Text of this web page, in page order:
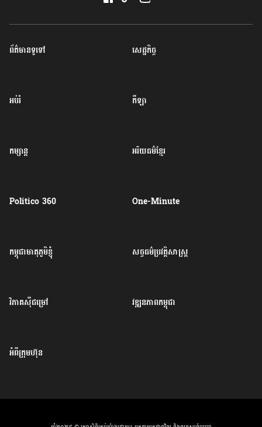
ព័ត៌មានទូទៅ សេដ្ឋកិច្ច
អប់រំ កីឡា
កម្សាន្ត អរិយធម៌ខ្មែរ
Politico 360 One-Minute
កម្ពុជាមាតុភូមិខ្ញុំ សច្ចធម៌ប្រវត្តិសាស្ត្រ
វិភាគសុីជម្រៅ វឌ្ឍនភាពកម្ពុជា
អំពីក្រុមហ៊ុន